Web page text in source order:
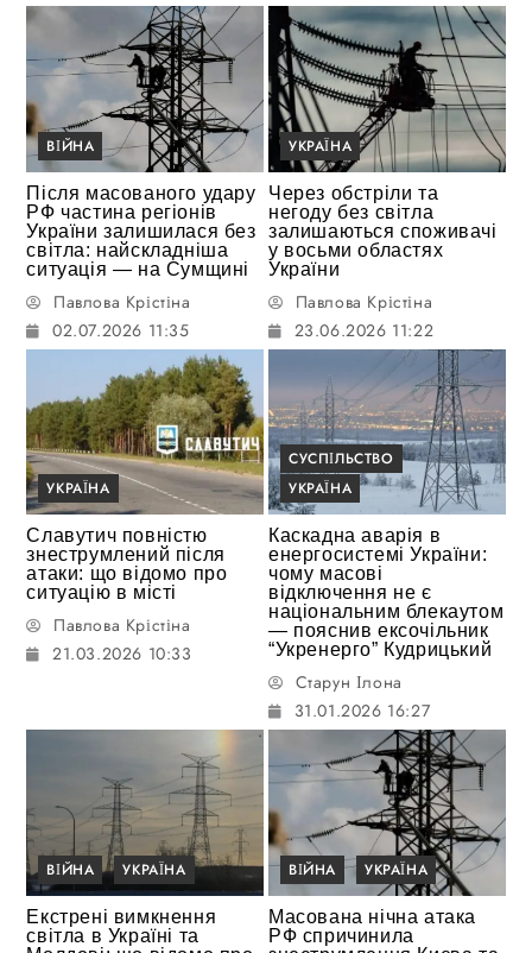
ВІЙНА
Після масованого удару
РФ частина регіонів
України залишилася без
світла: найскладніша
ситуація — на Сумщині
Павлова Крістіна
02.07.2026 11:35
УКРАЇНА
Через обстріли та
негоду без світла
залишаються споживачі
у восьми областях
України
Павлова Крістіна
23.06.2026 11:22
УКРАЇНА
Славутич повністю
знеструмлений після
атаки: що відомо про
ситуацію в місті
Павлова Крістіна
21.03.2026 10:33
СУСПІЛЬСТВО
УКРАЇНА
Каскадна аварія в
енергосистемі України:
чому масові
відключення не є
національним блекаутом
— пояснив ексочільник
“Укренерго” Кудрицький
Старун Ілона
31.01.2026 16:27
ВІЙНА УКРАЇНА
Екстрені вимкнення
світла в Україні та
ВІЙНА УКРАЇНА
Масована нічна атака
РФ спричинила